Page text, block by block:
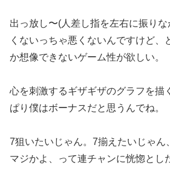
出っ放し〜(人差し指を左右に振り
くないっちゃ悪くないんですけど、
か想像できないゲーム性が欲しい。
心を刺激するギザギザのグラフを描
ぱり僕はボーナスだと思うんでね。
7狙いたいじゃん。7揃えたいじゃん
マジかよ
、って連チャンに恍惚とし